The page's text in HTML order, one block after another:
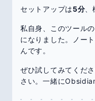
セットアップは5分
私自身、このツール
になりました。ノー
んです。
ぜひ試してみてくだ
さい。一緒に